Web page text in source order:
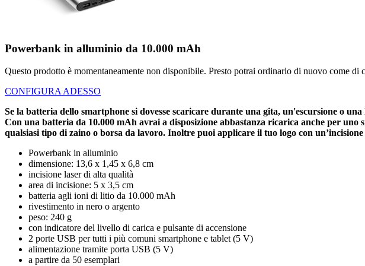
Powerbank in alluminio da 10.000 mAh
Questo prodotto è momentaneamente non disponibile. Presto potrai ordinarlo di nuovo come di
CONFIGURA ADESSO
Se la batteria dello smartphone si dovesse scaricare durante una gita, un'escursione o
Con una batteria da 10.000 mAh avrai a disposizione abbastanza ricarica anche per
qualsiasi tipo di zaino o borsa da lavoro. Inoltre puoi applicare il tuo logo con
Powerbank in alluminio
dimensione: 13,6 x 1,45 x 6,8 cm
incisione laser di alta qualità
area di incisione: 5 x 3,5 cm
batteria agli ioni di litio da 10.000 mAh
rivestimento in nero o argento
peso: 240 g
con indicatore del livello di carica e pulsante di accensione
2 porte USB per tutti i più comuni smartphone e tablet (5 V)
alimentazione tramite porta USB (5 V)
a partire da 50 esemplari